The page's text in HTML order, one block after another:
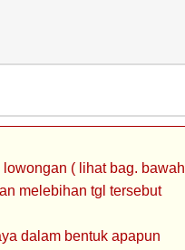
lowongan ( lihat bag. bawah
melebihan tgl tersebut
dalam bentuk apapun